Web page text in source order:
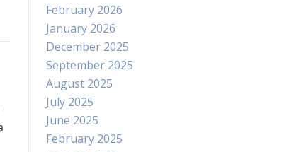
February 2026
January 2026
December 2025
September 2025
August 2025
July 2025
June 2025
February 2025